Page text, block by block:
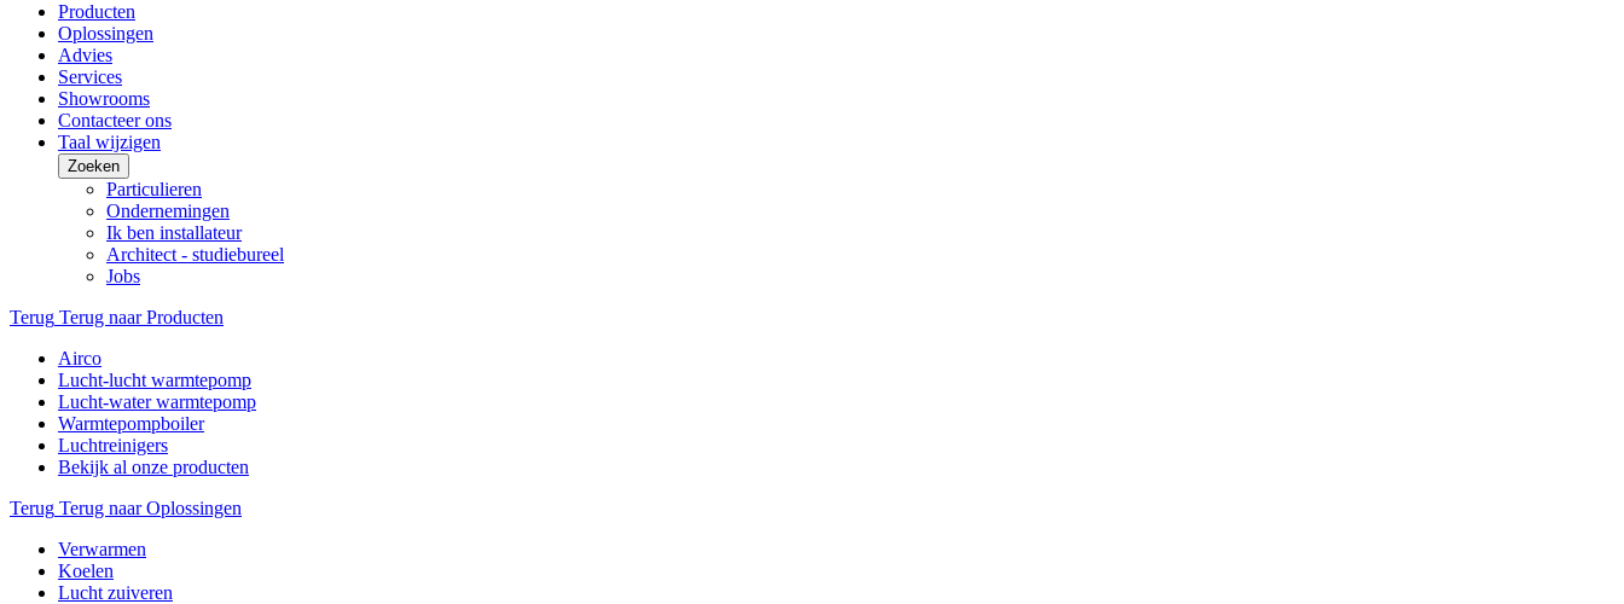
Producten
Oplossingen
Advies
Services
Showrooms
Contacteer ons
Taal wijzigen
Zoeken
Particulieren
Ondernemingen
Ik ben installateur
Architect - studiebureel
Jobs
Terug Terug naar Producten
Airco
Lucht-lucht warmtepomp
Lucht-water warmtepomp
Warmtepompboiler
Luchtreinigers
Bekijk al onze producten
Terug Terug naar Oplossingen
Verwarmen
Koelen
Lucht zuiveren